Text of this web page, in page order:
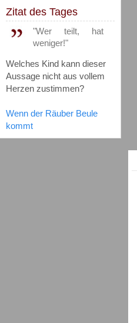
Zitat des Tages
"Wer teilt, hat
weniger!"
Welches Kind kann dieser
Aussage nicht aus vollem
Herzen zustimmen?
Wenn der Räuber Beule
kommt